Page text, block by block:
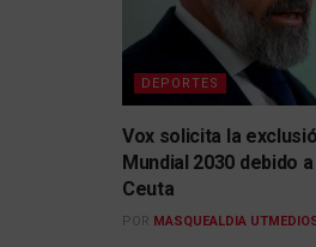
DEPORTES
Vox solicita la
Mundial 2030 debido
Ceuta
POR MASQUEALDIA